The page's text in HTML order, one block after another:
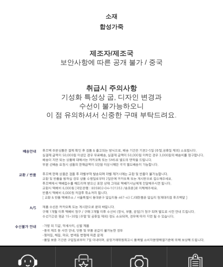
소재
합성가죽
제조자/제조국
보안사항에 따른 공개 불가 / 중국
취급시 주의사항
기성화 특성상 굽, 디자인 변경과
수선이 불가능하오니
이 점 유의하셔서 신중한 구매 부탁드려요.